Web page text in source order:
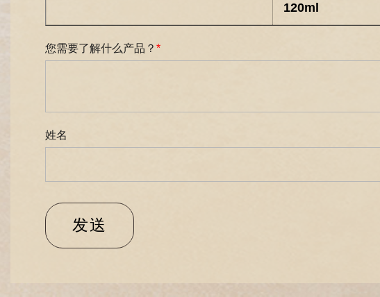
120ml
您需要了解什么产品？ *
姓名
发送